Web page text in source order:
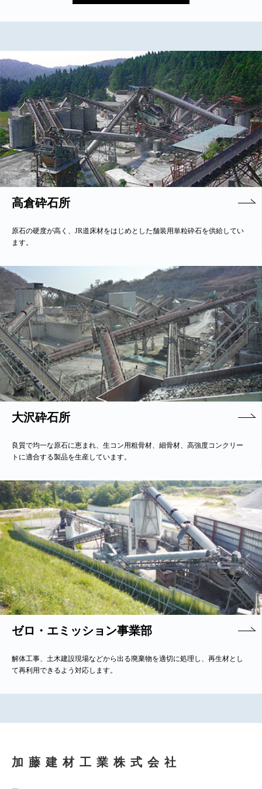
高倉砕石所
原石の硬度が高く、JR道床材をはじめとした舗装用単粒砕石を供給してい
ます。
大沢砕石所
良質で均一な原石に恵まれ、生コン用粗骨材、細骨材、高強度コンクリー
トに適合する製品を生産しています。
ゼロ・エミッション事業部
解体工事、土木建設現場などから出る廃棄物を適切に処理し、再生材とし
て再利用できるよう対応します。
加藤建材工業株式会 社